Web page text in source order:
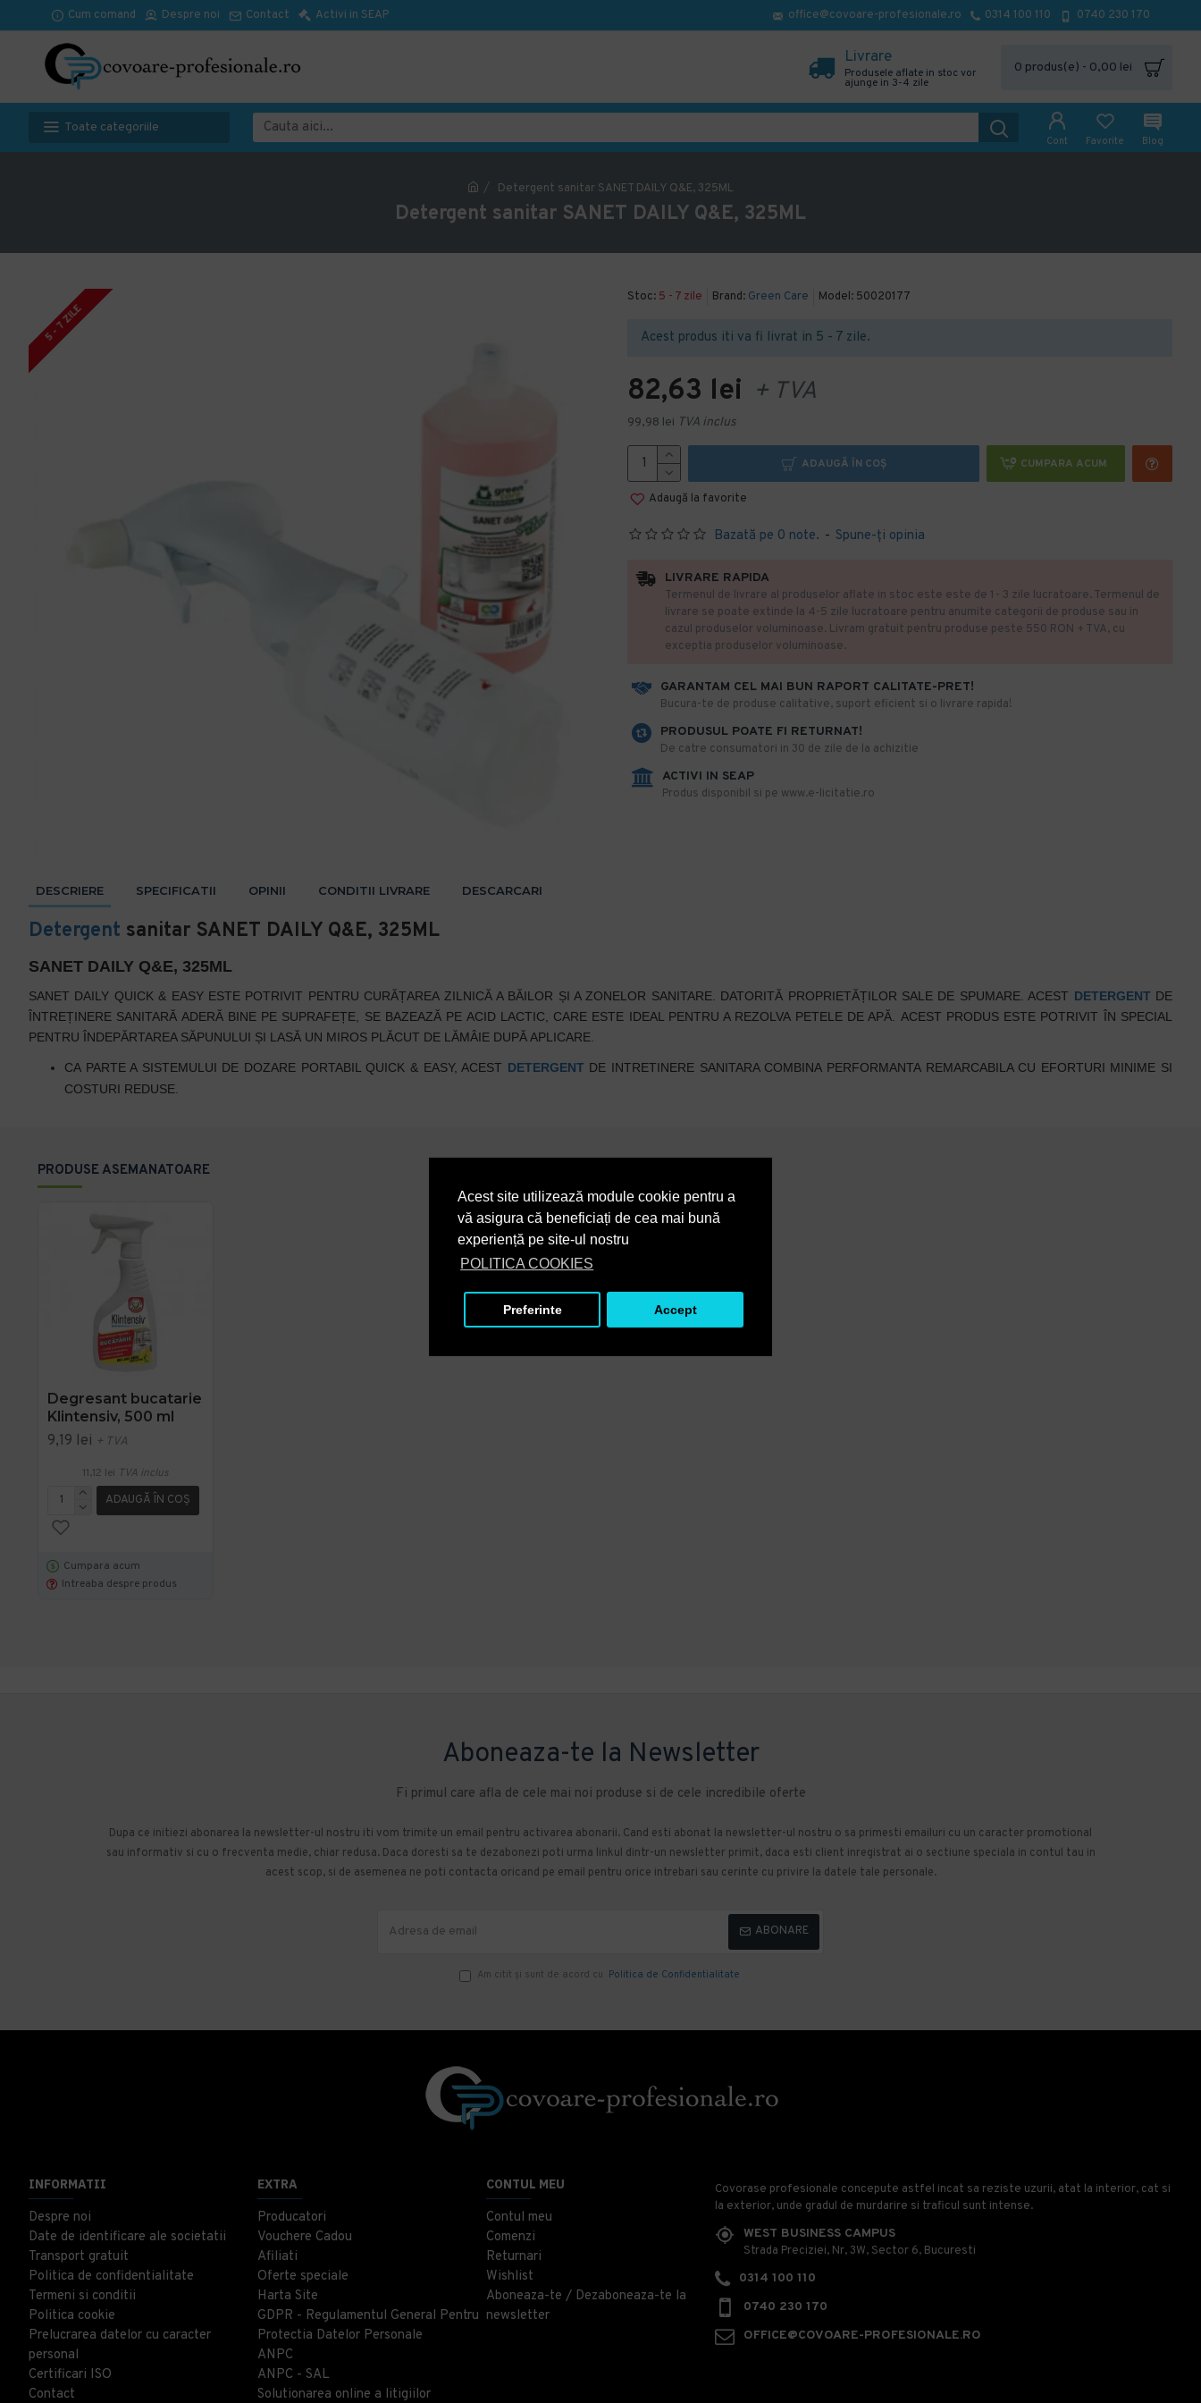
Acest site utilizează module cookie pentru a
vă asigura că beneficiați de cea mai bună
experiență pe site-ul nostru
POLITICA COOKIES
Preferinte Accept
Cum comand Despre noi Contact Activi in SEAP office@covoare-profesionale.ro 0314 100 110 0740 230 170
Livrare
Produsele aflate in stoc vor
ajunge in 3-4 zile
0 produs(e) - 0,00 lei
Toate categoriile
Cont Favorite Blog
Detergent sanitar SANET DAILY Q&E, 325ML
Detergent sanitar SANET DAILY Q&E, 325ML
5 - 7 ZILE
Stoc: 5 - 7 zile Brand: Green Care Model: 50020177
Acest produs iti va fi livrat in 5 - 7 zile.
Bazată pe 0 note. - Spune-ţi opinia
82,63 lei + TVA
99,98 lei TVA inclus
ADAUGĂ ÎN COŞ CUMPARA ACUM
Adaugă la favorite
GARANTAM CEL MAI BUN RAPORT CALITATE-PRET!
​Bucura-te de produse calitative, suport eficient si o livrare rapida!
PRODUSUL POATE FI RETURNAT!
De catre consumatori in 30 de zile de la achizitie
ACTIVI IN SEAP
Produs disponibil si pe www.e-licitatie.ro
LIVRARE RAPIDA
Termenul de livrare al produselor aflate in stoc este este de 1- 3 zile lucratoare. Termenul de
livrare se poate extinde la 4-5 zile lucratoare pentru anumite categorii de produse sau in
cazul produselor voluminoase. Livram gratuit pentru produse peste 550 RON + TVA, cu
exceptia produselor voluminoase.
DESCRIERE SPECIFICATII OPINII CONDITII LIVRARE DESCARCARI
Detergent sanitar SANET DAILY Q&E, 325ML
SANET DAILY Q&E, 325ML
SANET DAILY QUICK & EASY ESTE POTRIVIT PENTRU CURĂȚAREA ZILNICĂ A BĂILOR ȘI A ZONELOR SANITARE. DATORITĂ PROPRIETĂȚILOR SALE DE SPUMARE. ACEST DETERGENTDE
ÎNTREȚINERE SANITARĂ ADERĂ BINE PE SUPRAFEȚE, SE BAZEAZĂ PE ACID LACTIC, CARE ESTE IDEAL PENTRU A REZOLVA PETELE DE APĂ. ACEST PRODUS ESTE POTRIVIT ÎN SPECIAL
PENTRU ÎNDEPĂRTAREA SĂPUNULUI ȘI LASĂ UN MIROS PLĂCUT DE LĂMÂIE DUPĂ APLICARE.
CA PARTE A SISTEMULUI DE DOZARE PORTABIL QUICK & EASY, ACEST DETERGENTDE INTRETINERE SANITARA COMBINA PERFORMANTA REMARCABILA CU EFORTURI MINIME SI
COSTURI REDUSE.
PRODUSE ASEMANATOARE
Degresant bucatarie
Klintensiv, 500 ml
9,19 lei + TVA
11,12 lei TVA inclus
ADAUGĂ ÎN COŞ
Cumpara acum
Intreaba despre produs
Aboneaza-te la Newsletter
Fi primul care afla de cele mai noi produse si de cele incredibile oferte
Dupa ce initiezi abonarea la newsletter-ul nostru iti vom trimite un email pentru activarea abonarii. Cand esti abonat la newsletter-ul nostru o sa primesti emailuri cu un caracter promotional
sau informativ si cu o frecventa medie, chiar redusa. Daca doresti sa te dezabonezi poti urma linkul dintr-un newsletter primit, daca esti client inregistrat ai o sectiune speciala in contul tau in
acest scop, si de asemenea ne poti contacta oricand pe email pentru orice intrebari sau cerinte cu privire la datele tale personale.
ABONARE
Am citit şi sunt de acord cu Politica de Confidentialitate
INFORMATII
Despre noi
Date de identificare ale societatii
Transport gratuit
Politica de confidentialitate
Termeni si conditii
Politica cookie
Prelucrarea datelor cu caracter
personal
Certificari ISO
Contact
EXTRA
Producatori
Vouchere Cadou
Afiliati
Oferte speciale
Harta Site
GDPR - Regulamentul General Pentru
Protectia Datelor Personale
ANPC
ANPC - SAL
Solutionarea online a litigiilor
CONTUL MEU
Contul meu
Comenzi
Returnari
Wishlist
Aboneaza-te / Dezaboneaza-te la
newsletter
Covorase profesionale concepute astfel incat sa reziste uzurii, atat la interior, cat si
la exterior, unde gradul de murdarire si traficul sunt intense.
WEST BUSINESS CAMPUS
Strada Preciziei, Nr, 3W, Sector 6, Bucuresti
0314 100 110
0740 230 170
OFFICE@COVOARE-PROFESIONALE.RO